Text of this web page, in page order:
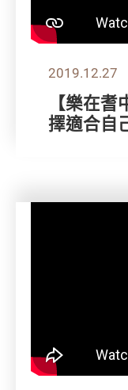
2019.12.27
【樂在
擇適合自